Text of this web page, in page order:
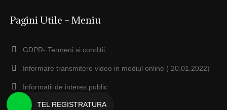
Pagini Utile – Meniu
GDPR- Termeni si conditii
Informare transmitere video in mediul online ( 20.01.2022)
Informații de interes public
Conducere
TEL REGISTRATURA